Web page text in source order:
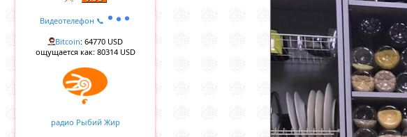
Видеотелефон 📞
Bitcoin: 64770 USD
ощущается как: 80314 USD
радио Рыбий Жир